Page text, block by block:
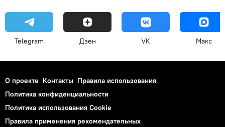
Telegram Дзен VK Макс
О проекте Контакты Правила использования
Политика конфиденциальности
Политика использования Cookie
Правила применения рекомендательных